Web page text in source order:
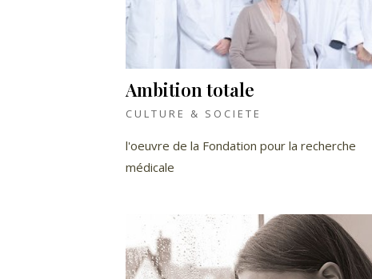
Ambition totale
CULTURE & SOCIETE
l'oeuvre de la Fondation pour la recherche
médicale